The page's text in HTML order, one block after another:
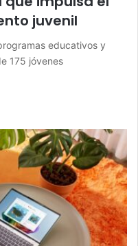
juvenil
educativos y
175 jóvenes